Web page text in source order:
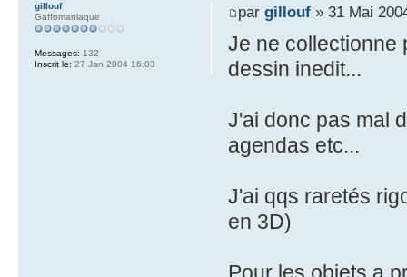
par gillouf» 31 Mai
Je ne collectionne
dessin inedit...
J'ai donc pas mal
agendas etc...
J'ai qqs raretés
en 3D)
gillouf
Gaffomaniaque
Messages: 132
Inscrit le: 27 Jan 2004 16:03